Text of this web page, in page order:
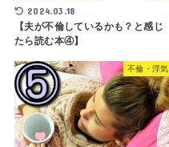
2024.03.18
【夫が不倫しているかも？と感じ
たら読む本④】
不倫・浮気